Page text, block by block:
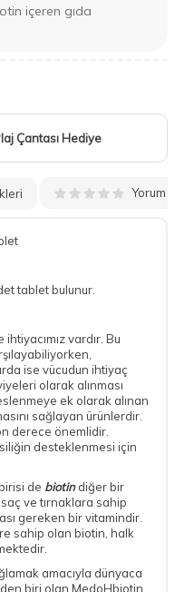
içeren gıda
Çantası Hediye
Yorum
tablet bulunur.
vardır. Bu
ise vücudun ihtiyaç
olarak alınması
ek olarak alınan
sağlayan ürünlerdir.
derece önemlidir.
desteklenmesi için
de biotindiğer bir
ve tırnaklara sahip
gereken bir vitamindir.
sahip olan biotin, halk
amacıyla dünyaca
biri olan MedoHbiotin